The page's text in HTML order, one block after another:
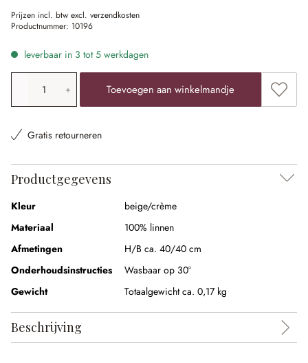
Prijzen incl. btw excl. verzendkosten
Productnummer: 10196
leverbaar in 3 tot 5 werkdagen
Producthoeveelheid: voer de gewenste waarde in of
Toevoegen aan winkelmandje
Gratis retourneren
Productgegevens
Kleur
beige/crème
Materiaal
100% linnen
Afmetingen
H/B ca. 40/40 cm
Onderhoudsinstructies
Wasbaar op 30°
Gewicht
Totaalgewicht ca. 0,17 kg
Beschrijving